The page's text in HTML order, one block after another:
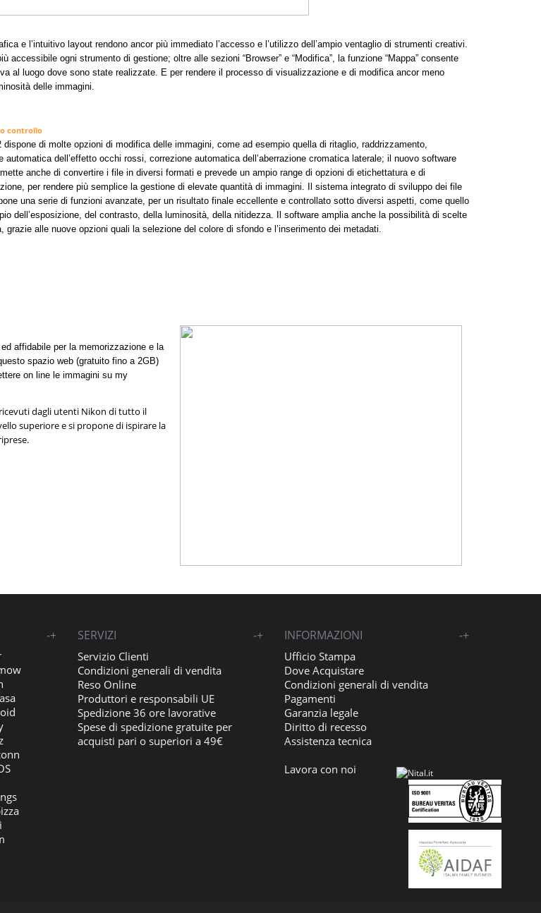
e l’intuitivo layout rendono ancor più immediato l’accesso e l’utilizzo dell’ampio ventaglio di strumenti creativi.
ogni strumento di gestione; oltre alle sezioni “Browser” e “Modifica”, la funzione “Mappa” consente
al luogo dove sono state realizzate. E per rendere il processo di visualizzazione e di modifica ancor meno
delle immagini.
controllo
dispone di molte opzioni di modifica delle immagini, come ad esempio quella di ritaglio, raddrizzamento,
automatica dell’effetto occhi rossi, correzione automatica dell’aberrazione cromatica laterale; il nuovo software
anche di convertire i file in diversi formati e prevede un ampio range di opzioni di etichettatura e di
per rendere più semplice la gestione di elevate quantità di immagini. Il sistema integrato di sviluppo dei file
una serie di funzioni avanzate, per un risultato finale eccellente e controllato sotto diversi aspetti, come quello
dell’esposizione, del contrasto, della luminosità, della nitidezza. Il software amplia anche la possibilità di scelte
grazie alle nuove opzioni quali la selezione del colore di sfondo e l’inserimento dei metadati.
affidabile per la memorizzazione e la
spazio web (gratuito fino a 2GB)
on line le immagini su my
dagli utenti Nikon di tutto il
superiore e si propone di ispirare la
+
- SERVIZI +
-
Servizio Clienti
Condizioni generali di vendita
Reso Online
Produttori e responsabili UE
Spedizione 36 ore lavorative
Spese di spedizione gratuite per
acquisti pari o superiori a 49€
INFORMAZIONI +
-
Ufficio Stampa
Dove Acquistare
Condizioni generali di vendita
Pagamenti
Garanzia legale
Diritto di recesso
Assistenza tecnica
Lavora con noi